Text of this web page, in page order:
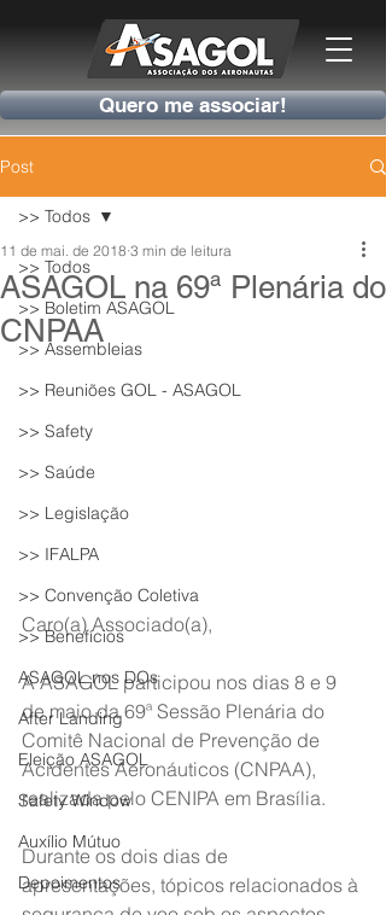
Quero me associar!
Post
>> Todos
>> Boletim ASAGOL
>> Assembleias
>> Reuniões GOL - ASAGOL
>> Safety
>> Saúde
>> Legislação
>> IFALPA
>> Convenção Coletiva
>> Benefícios
ASAGOL nos DOs
After Landing
Eleição ASAGOL
Safety Window
Auxílio Mútuo
Depoimentos
>> Todos
ASAGOL na 69ª Plenária do
CNPAA
11 de mai. de 2018 3 min de leitura
Caro(a) Associado(a),
A ASAGOL participou nos dias 8 e 9
de maio da 69ª Sessão Plenária do
Comitê Nacional de Prevenção de
Acidentes Aeronáuticos (CNPAA),
realizada pelo CENIPA em Brasília.
Durante os dois dias de
apresentações, tópicos relacionados à